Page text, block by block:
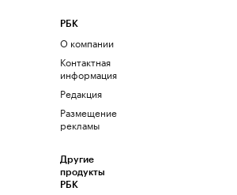
РБК
О компании
Контактная
информация
Редакция
Размещение
рекламы
Другие
продукты
РБК